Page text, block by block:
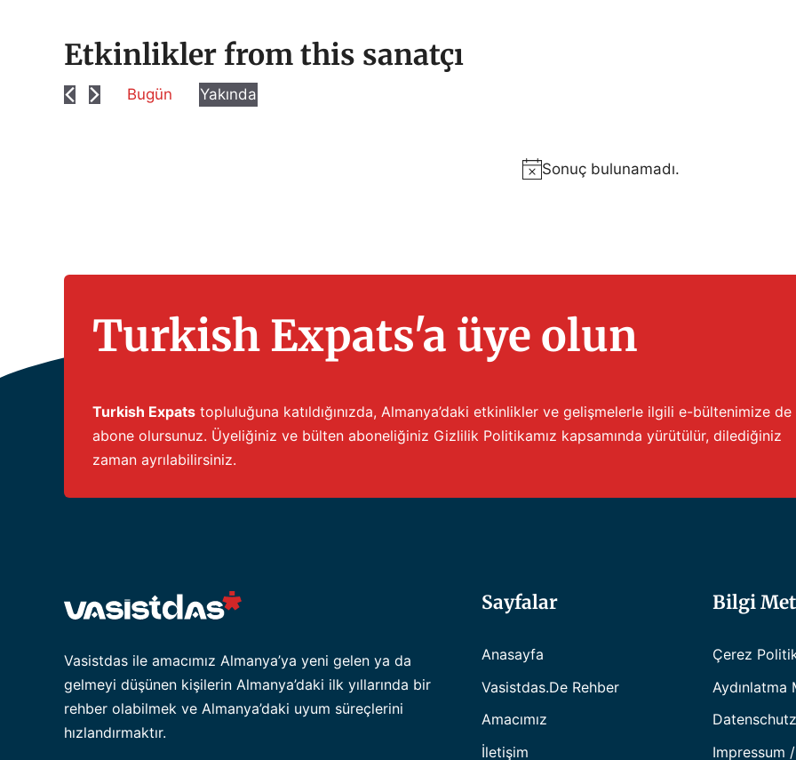
Etkinlikler from this sanatçı
N
c
Sonuç bulunamadı.
Bugün
Yakında
Turkish Expats'a üye olun
Turkish Expats topluluğuna katıldığınızda, Almanya’daki etkinlikler ve gelişmelerle ilgili e-bültenimize de
abone olursunuz. Üyeliğiniz ve bülten aboneliğiniz Gizlilik Politikamız kapsamında yürütülür, dilediğiniz
zaman ayrılabilirsiniz.
Vasistdas ile amacımız Almanya’ya yeni gelen ya da
gelmeyi düşünen kişilerin Almanya’daki ilk yıllarında bir
rehber olabilmek ve Almanya’daki uyum süreçlerini
hızlandırmaktır.
Sayfalar
Anasayfa
Vasistdas.de Rehber
Amacımız
İletişim
Bilgi
Çerez
Aydınlatma
Impressum